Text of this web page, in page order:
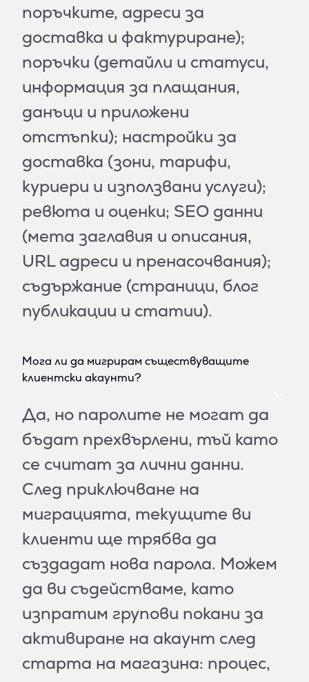
поръчките, адреси за
доставка и фактуриране);
поръчки (детайли и статуси,
информация за плащания,
данъци и приложени
отстъпки); настройки за
доставка (зони, тарифи,
куриери и използвани услуги);
ревюта и оценки; SEO данни
(мета заглавия и описания,
URL адреси и пренасочвания);
съдържание (страници, блог
публикации и статии).
Мога ли да мигрирам съществуващите
клиентски акаунти?
Да, но паролите не могат да
бъдат прехвърлени, тъй като
се считат за лични данни.
След приключване на
миграцията, текущите ви
клиенти ще трябва да
създадат нова парола. Можем
да ви съдействаме, като
изпратим групови покани за
активиране на акаунт след
старта на магазина: процес,